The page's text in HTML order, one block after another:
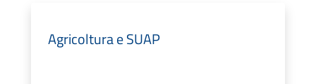
Agricoltura e SUAP